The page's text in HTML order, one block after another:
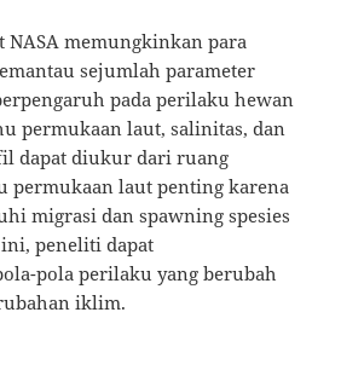
NASA memungkinkan para
sejumlah parameter
pada perilaku hewan
permukaan laut, salinitas, dan
dapat diukur dari ruang
permukaan laut penting karena
migrasi dan spawning spesies
peneliti dapat
pola perilaku yang berubah
iklim.